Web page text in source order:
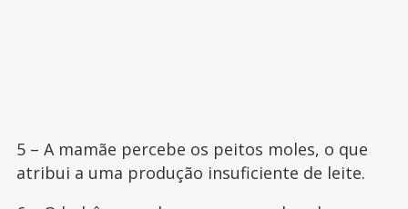
5 – A mamãe percebe os peitos moles, o que
atribui a uma produção insuficiente de leite.